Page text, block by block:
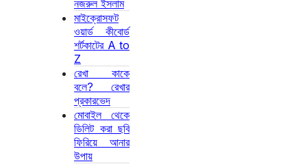
নজরুল ইসলাম
মাইক্রোসফট
ওয়ার্ড কীবোর্ড
শর্টকাটের A to
Z
রেখা কাকে
বলে? রেখার
প্রকারভেদ
মোবাইল থেকে
ডিলিট করা ছবি
ফিরিয়ে আনার
উপায়